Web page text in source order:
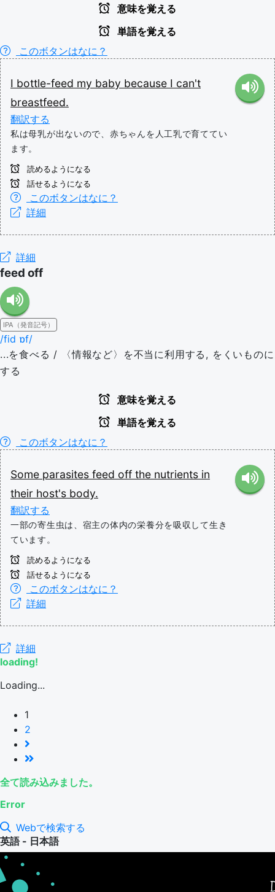
意味を覚える
単語を覚える
このボタンはなに？
I bottle-feed my baby because I can't
breastfeed.
翻訳する
私は母乳が出ないので、赤ちゃんを人工乳で育ててい
ます。
読めるようになる
話せるようになる
このボタンはなに？
詳細
詳細
feed off
IPA（発音記号）
/fid ɒf/
...を食べる / 〈情報など〉を不当に利用する, をくいものに
する
意味を覚える
単語を覚える
このボタンはなに？
Some parasites feed off the nutrients in
their host's body.
翻訳する
一部の寄生虫は、宿主の体内の栄養分を吸収して生き
ています。
読めるようになる
話せるようになる
このボタンはなに？
詳細
詳細
loading!
Loading...
1
2
全て読み込みました。
Error
Webで検索する
英語 - 日本語